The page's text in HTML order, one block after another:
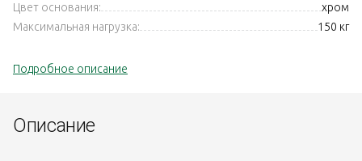
Цвет основания:
хром
Максимальная нагрузка:
150 кг
Подробное описание
Описание